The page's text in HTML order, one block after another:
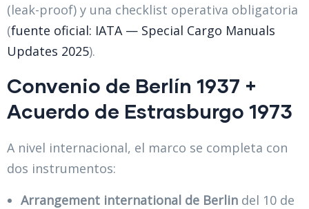
(leak-proof) y una checklist operativa obligatoria
(fuente oficial: IATA — Special Cargo Manuals
Updates 2025).
Convenio de Berlín 1937 +
Acuerdo de Estrasburgo 1973
A nivel internacional, el marco se completa con
dos instrumentos:
Arrangement international de Berlin del 10 de